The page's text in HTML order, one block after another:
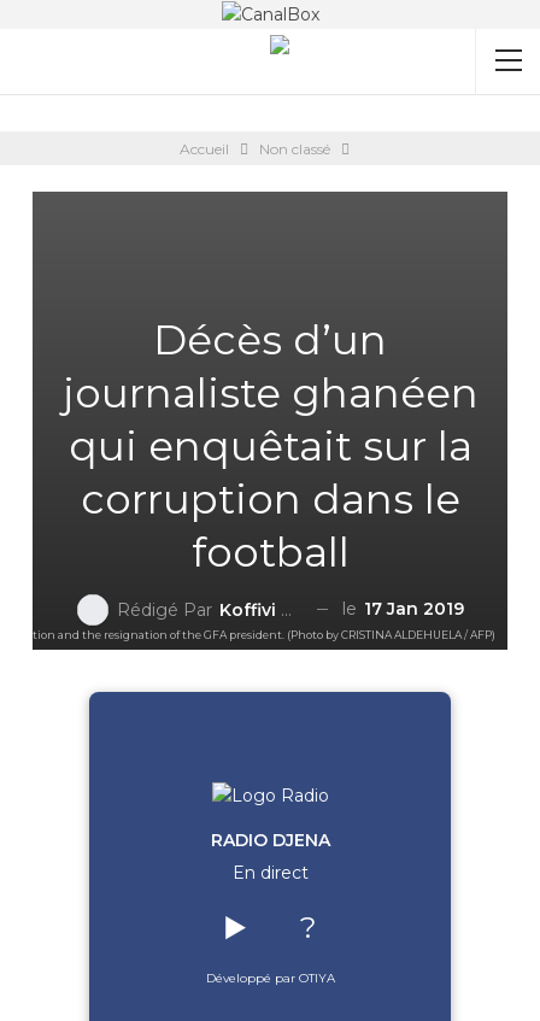
Accueil Non classé
Décès d’un
journaliste ghanéen
qui enquêtait sur la
corruption dans le
football
Rédigé Par Koffivi Kami AGBETOU le 17 Jan 2019
and the resignation of the GFA president. (Photo by CRISTINA ALDEHUELA / AFP)
RADIO DJENA
En direct
▶️ ?
Développé par OTIYA